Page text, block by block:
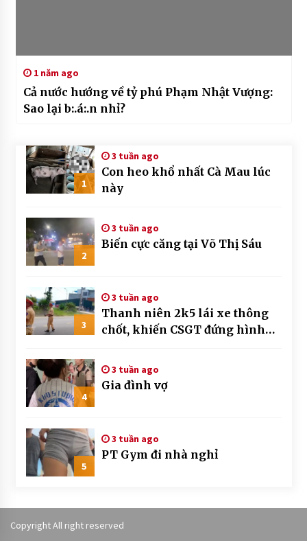
1 năm ago
Cả nước hướng về tỷ phú Phạm Nhật Vượng:
Sao lại b:.á:.n nhỉ?
1
3 tuần ago
Con heo khổ nhất Cà Mau lúc
này
2
3 tuần ago
Biến cực căng tại Võ Thị Sáu
3
3 tuần ago
Thanh niên 2k5 lái xe thông
chốt, khiến CSGT đứng hình
4
3 tuần ago
Gia đình vợ
5
3 tuần ago
PT Gym đi nhà nghỉ
Copyright All right reserved